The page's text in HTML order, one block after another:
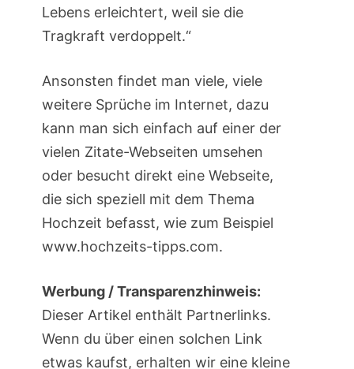
Lebens erleichtert, weil sie die
Tragkraft verdoppelt.“
Ansonsten findet man viele, viele
weitere Sprüche im Internet, dazu
kann man sich einfach auf einer der
vielen Zitate-Webseiten umsehen
oder besucht direkt eine Webseite,
die sich speziell mit dem Thema
Hochzeit befasst, wie zum Beispiel
www.hochzeits-tipps.com.
Werbung / Transparenzhinweis:
Dieser Artikel enthält Partnerlinks.
Wenn du über einen solchen Link
etwas kaufst, erhalten wir eine kleine